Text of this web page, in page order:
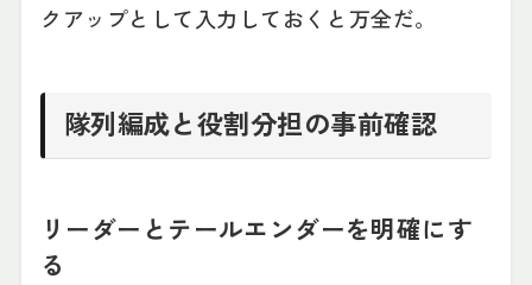
クアップとして入力しておくと万全だ。
隊列編成と役割分担の事前確認
リーダーとテールエンダーを明確にす
る